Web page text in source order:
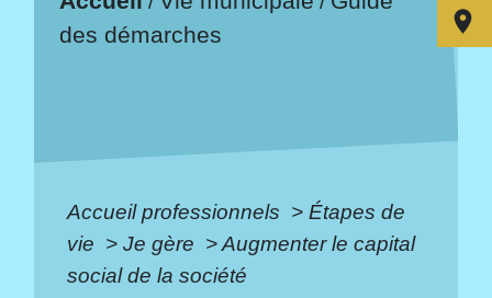
des démarches
Accueil professionnels > Étapes de
vie > Je gère >Augmenter le capital
social de la société
room